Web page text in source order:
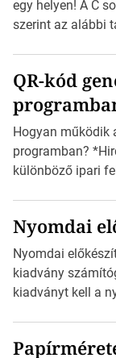
méretét. Akár
egy helyen! A C
szerint az alábbi
mutatja az A4-es
észak-amerikai
vonatkozik.
QR-kód
Hogyan működik
programban?
különböző ipari
okostelefonjára
alkalmazást, ami
információt és
weblapjára. A
Nyomdai
Nyomdai
kiadvány
kiadványt kell a
Illustratorban